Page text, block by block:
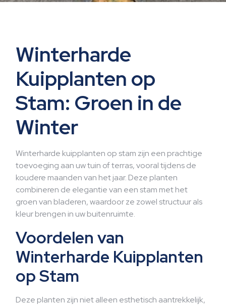
mte
Winterharde
Kuipplanten op
Stam: Groen in de
Winter
Winterharde kuipplanten op stam zijn een prachtige
toevoeging aan uw tuin of terras, vooral tijdens de
koudere maanden van het jaar. Deze planten
combineren de elegantie van een stam met het
groen van bladeren, waardoor ze zowel structuur als
kleur brengen in uw buitenruimte.
Voordelen van
Winterharde Kuipplanten
op Stam
Deze planten zijn niet alleen esthetisch aantrekkelijk,